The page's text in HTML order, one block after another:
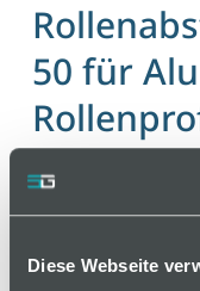
Diese Webseite
50 für
Artikelnummer
801151